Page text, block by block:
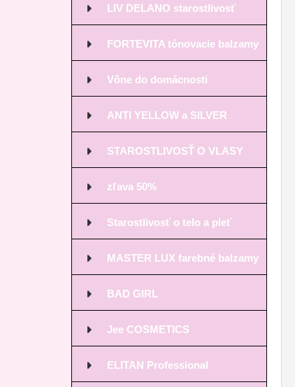
LIV DELANO starostlivosť
FORTEVITA tónovacie balzamy
Vône do domácnosti
ANTI YELLOW a SILVER
STAROSTLIVOSŤ O VLASY
zľava 50%
Starostlivosť o telo a pleť
MASTER LUX farebné balzamy
BAD GIRL
Jee COSMETICS
ELITAN Professional